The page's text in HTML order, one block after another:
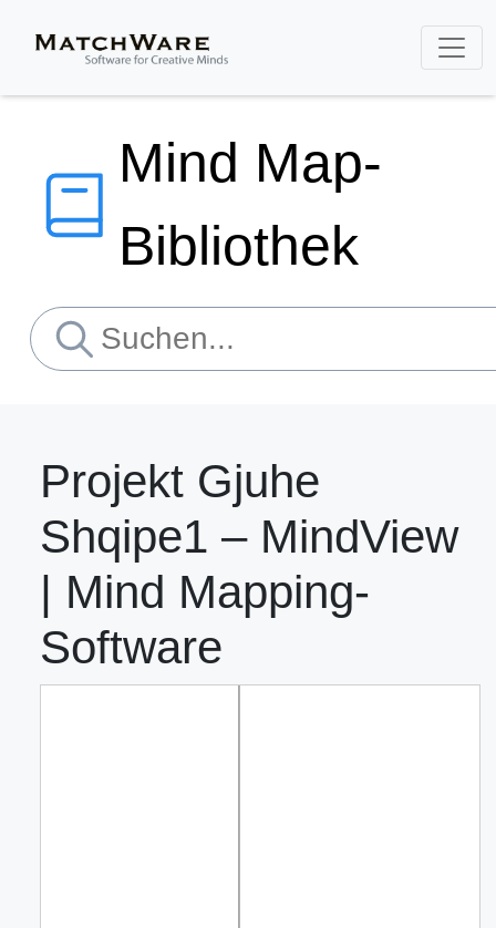
Mind Map-
Bibliothek
Projekt Gjuhe
Shqipe1 – MindView
| Mind Mapping-
Software